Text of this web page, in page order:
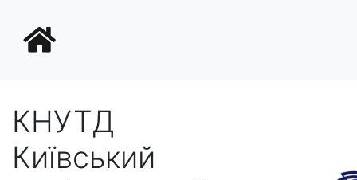
КНУТД
Київський